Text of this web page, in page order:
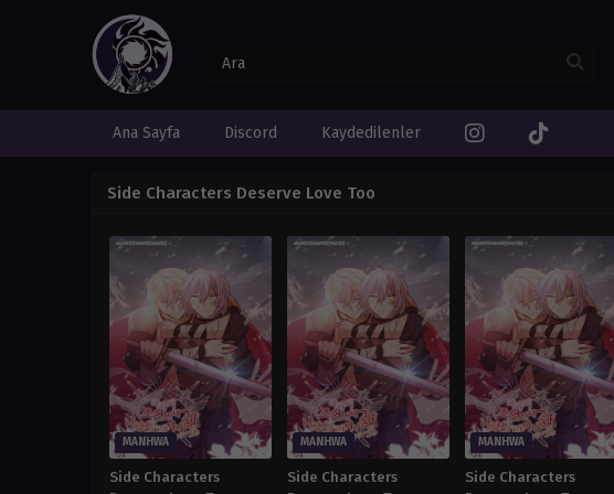
Ana Sayfa Discord Kaydedilenler
Side Characters Deserve Love Too
MANHWA
Side Characters
MANHWA
Side Characters
MANHWA
Side Characters